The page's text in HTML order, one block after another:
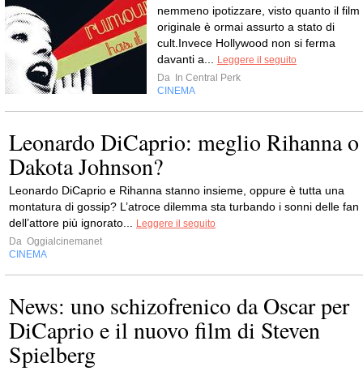
nemmeno ipotizzare, visto quanto il film
originale è ormai assurto a stato di
cult.Invece Hollywood non si ferma
davanti a... Leggere il seguito
Da
In Central Perk
CINEMA
Leonardo DiCaprio: meglio Rihanna o
Dakota Johnson?
Leonardo DiCaprio e Rihanna stanno insieme, oppure è tutta una
montatura di gossip? L’atroce dilemma sta turbando i sonni delle fan
dell’attore più ignorato... Leggere il seguito
Da Oggialcinemanet
CINEMA
News: uno schizofrenico da Oscar per
DiCaprio e il nuovo film di Steven
Spielberg